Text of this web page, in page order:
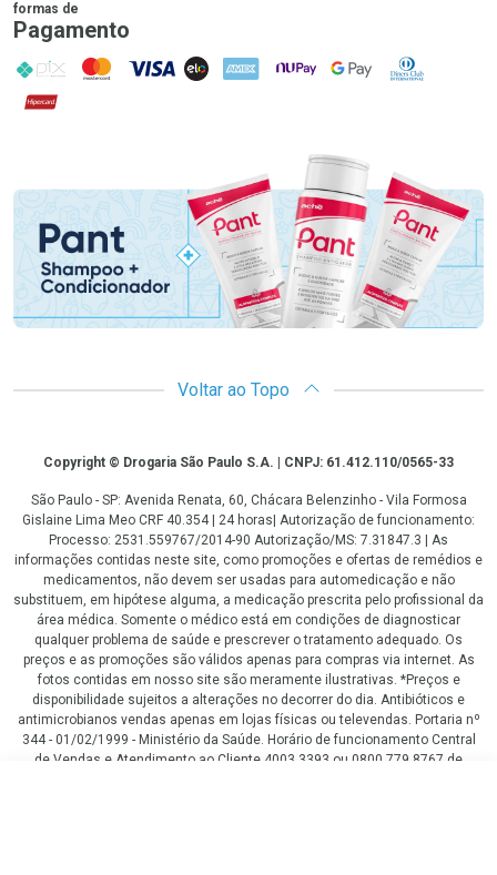
formas de
Pagamento
PIX MasterCard
VISA ELO AMEX NuPay Google PayDiners Club
Hipercard
Promoção em Destaque
Voltar ao Topo
CopyrightCopyright © Drogaria São Paulo S.A. | CNPJ: 61.412.110/0565-33
São Paulo - SP: Avenida Renata, 60, Chácara Belenzinho - Vila Formosa
Gislaine Lima Meo CRF 40.354 | 24 horas| Autorização de funcionamento:
Processo: 2531.559767/2014-90 Autorização/MS: 7.31847.3 | As
informações contidas neste site, como promoções e ofertas de remédios e
medicamentos, não devem ser usadas para automedicação e não
substituem, em hipótese alguma, a medicação prescrita pelo profissional da
área médica. Somente o médico está em condições de diagnosticar
qualquer problema de saúde e prescrever o tratamento adequado. Os
preços e as promoções são válidos apenas para compras via internet. As
fotos contidas em nosso site são meramente ilustrativas. *Preços e
disponibilidade sujeitos a alterações no decorrer do dia. Antibióticos e
antimicrobianos vendas apenas em lojas físicas ou televendas. Portaria nº
344 - 01/02/1999 - Ministério da Saúde. Horário de funcionamento Central
de Vendas e Atendimento ao Cliente 4003 3393 ou 0800 779 8767 de